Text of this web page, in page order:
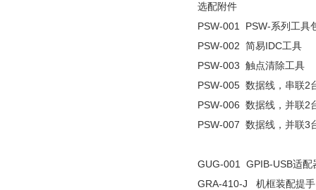
选配附件
PSW-001 PSW-系列工
PSW-002 简易IDC工具
PSW-003 触点清除工具
PSW-005 数据线，串联2
PSW-006 数据线，并联2
PSW-007 数据线，并联3
GUG-001 GPIB-USB适配
GRA-410-J 机框装配提手